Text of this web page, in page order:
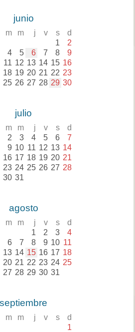
junio
m m j v s d
1 2
4 5 6 7 8 9
11 12 13 14 15 16
18 19 20 21 22 23
25 26 27 28 29 30
julio
m m j v s d
2 3 4 5 6 7
9 10 11 12 13 14
16 17 18 19 20 21
23 24 25 26 27 28
30 31
agosto
m m j v s d
1 2 3 4
6 7 8 9 10 11
13 14 15 16 17 18
20 21 22 23 24 25
27 28 29 30 31
septiembre
m m j v s d
1